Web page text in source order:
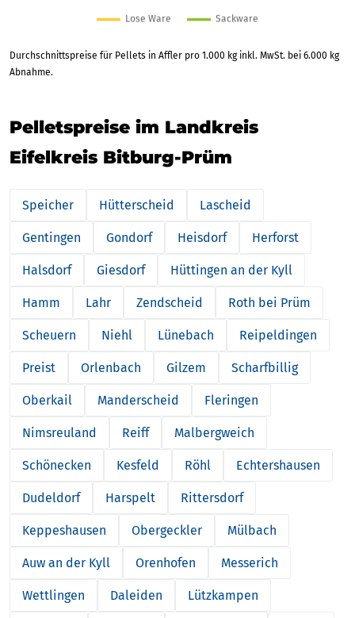
Durchschnittspreise für Pellets in Affler pro 1.000 kg inkl. MwSt. bei 6.000 kg
Abnahme.
Pelletspreise im Landkreis
Eifelkreis Bitburg-Prüm
Speicher Hütterscheid Lascheid
Gentingen Gondorf Heisdorf Herforst
Halsdorf Giesdorf Hüttingen an der Kyll
Hamm Lahr Zendscheid Roth bei Prüm
Scheuern Niehl Lünebach Reipeldingen
Preist Orlenbach Gilzem Scharfbillig
Oberkail Manderscheid Fleringen
Nimsreuland Reiff Malbergweich
Schönecken Kesfeld Röhl Echtershausen
Dudeldorf Harspelt Rittersdorf
Keppeshausen Obergeckler Mülbach
Auw an der Kyll Orenhofen Messerich
Wettlingen Daleiden Lützkampen